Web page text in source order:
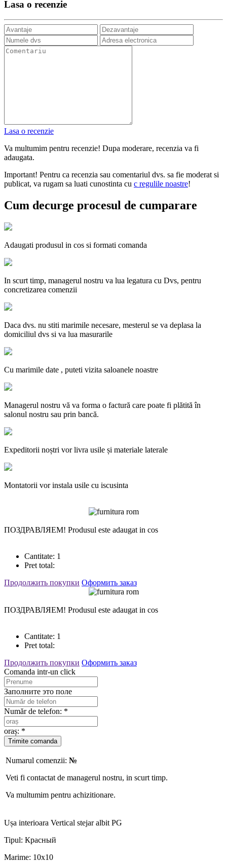
Lasa o recenzie
Lasa o recenzie
Va multumim pentru recenzie! Dupa moderare, recenzia va fi
adaugata.
Important! Pentru ca recenzia sau comentariul dvs. sa fie moderat si
publicat, va rugam sa luati cunostinta cu с regulile noastre!
Cum decurge procesul de cumparare
Adaugati produsul in cos si formati comanda
In scurt timp, managerul nostru va lua legatura cu Dvs, pentru
concretizarea comenzii
Daca dvs. nu stiti marimile necesare, mesterul se va deplasa la
domiciliul dvs si va lua masurarile
Cu marimile date , puteti vizita saloanele noastre
Managerul nostru vă va forma o factură care poate fi plătită în
salonul nostru sau prin bancă.
Expeditorii noștri vor livra usile și materiale laterale
Montatorii vor instala usile cu iscusinta
ПОЗДРАВЛЯЕМ! Produsul este adaugat in cos
Cantitate: 1
Pret total:
Продолжить покупки Оформить заказ
ПОЗДРАВЛЯЕМ! Produsul este adaugat in cos
Cantitate: 1
Pret total:
Продолжить покупки Оформить заказ
Comanda intr-un click
Заполните это поле
Număr de telefon: *
oraș: *
Numarul comenzii: №
Veti fi contactat de managerul nostru, in scurt timp.
Va multumim pentru achizitionare.
Ușa interioara Vertical stejar albit PG
Tipul: Красный
Marime: 10x10